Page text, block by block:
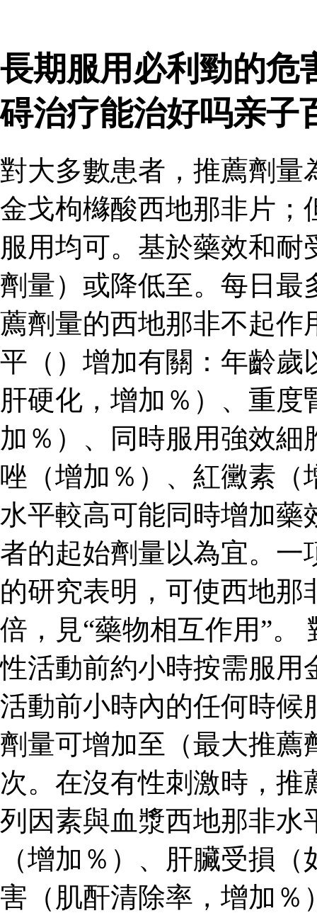
長期服用必利勁的危
碍治疗能治好吗亲子
對大多數患者，推薦劑量
金戈枸櫞酸西地那非片；
服用均可。基於藥效和
劑量）或降低至。每日最
薦劑量的西地那非不起作
平（）增加有關：年齡歲
肝硬化，增加％）、重
加％）、同時服用強效
唑（增加％）、紅黴素（
水平較高可能同時增加藥
者的起始劑量以為宜。一
的研究表明，可使西地
倍，見“藥物相互作用”。
性活動前約小時按需服用
活動前小時內的任何時候
劑量可增加至（最大推薦
次。在沒有性刺激時，
列因素與血漿西地那非水
（增加％）、肝臟受損
害（肌酐清除率，增加％